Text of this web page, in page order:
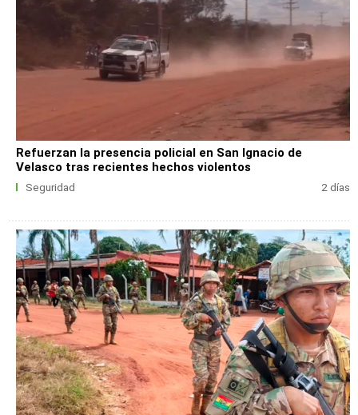
Refuerzan la presencia policial en San Ignacio de
Velasco tras recientes hechos violentos
Seguridad 2 días